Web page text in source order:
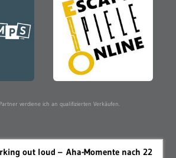
verdiene ich an qualifizierten Verkäufen.
out loud – Aha-Momente nach 22